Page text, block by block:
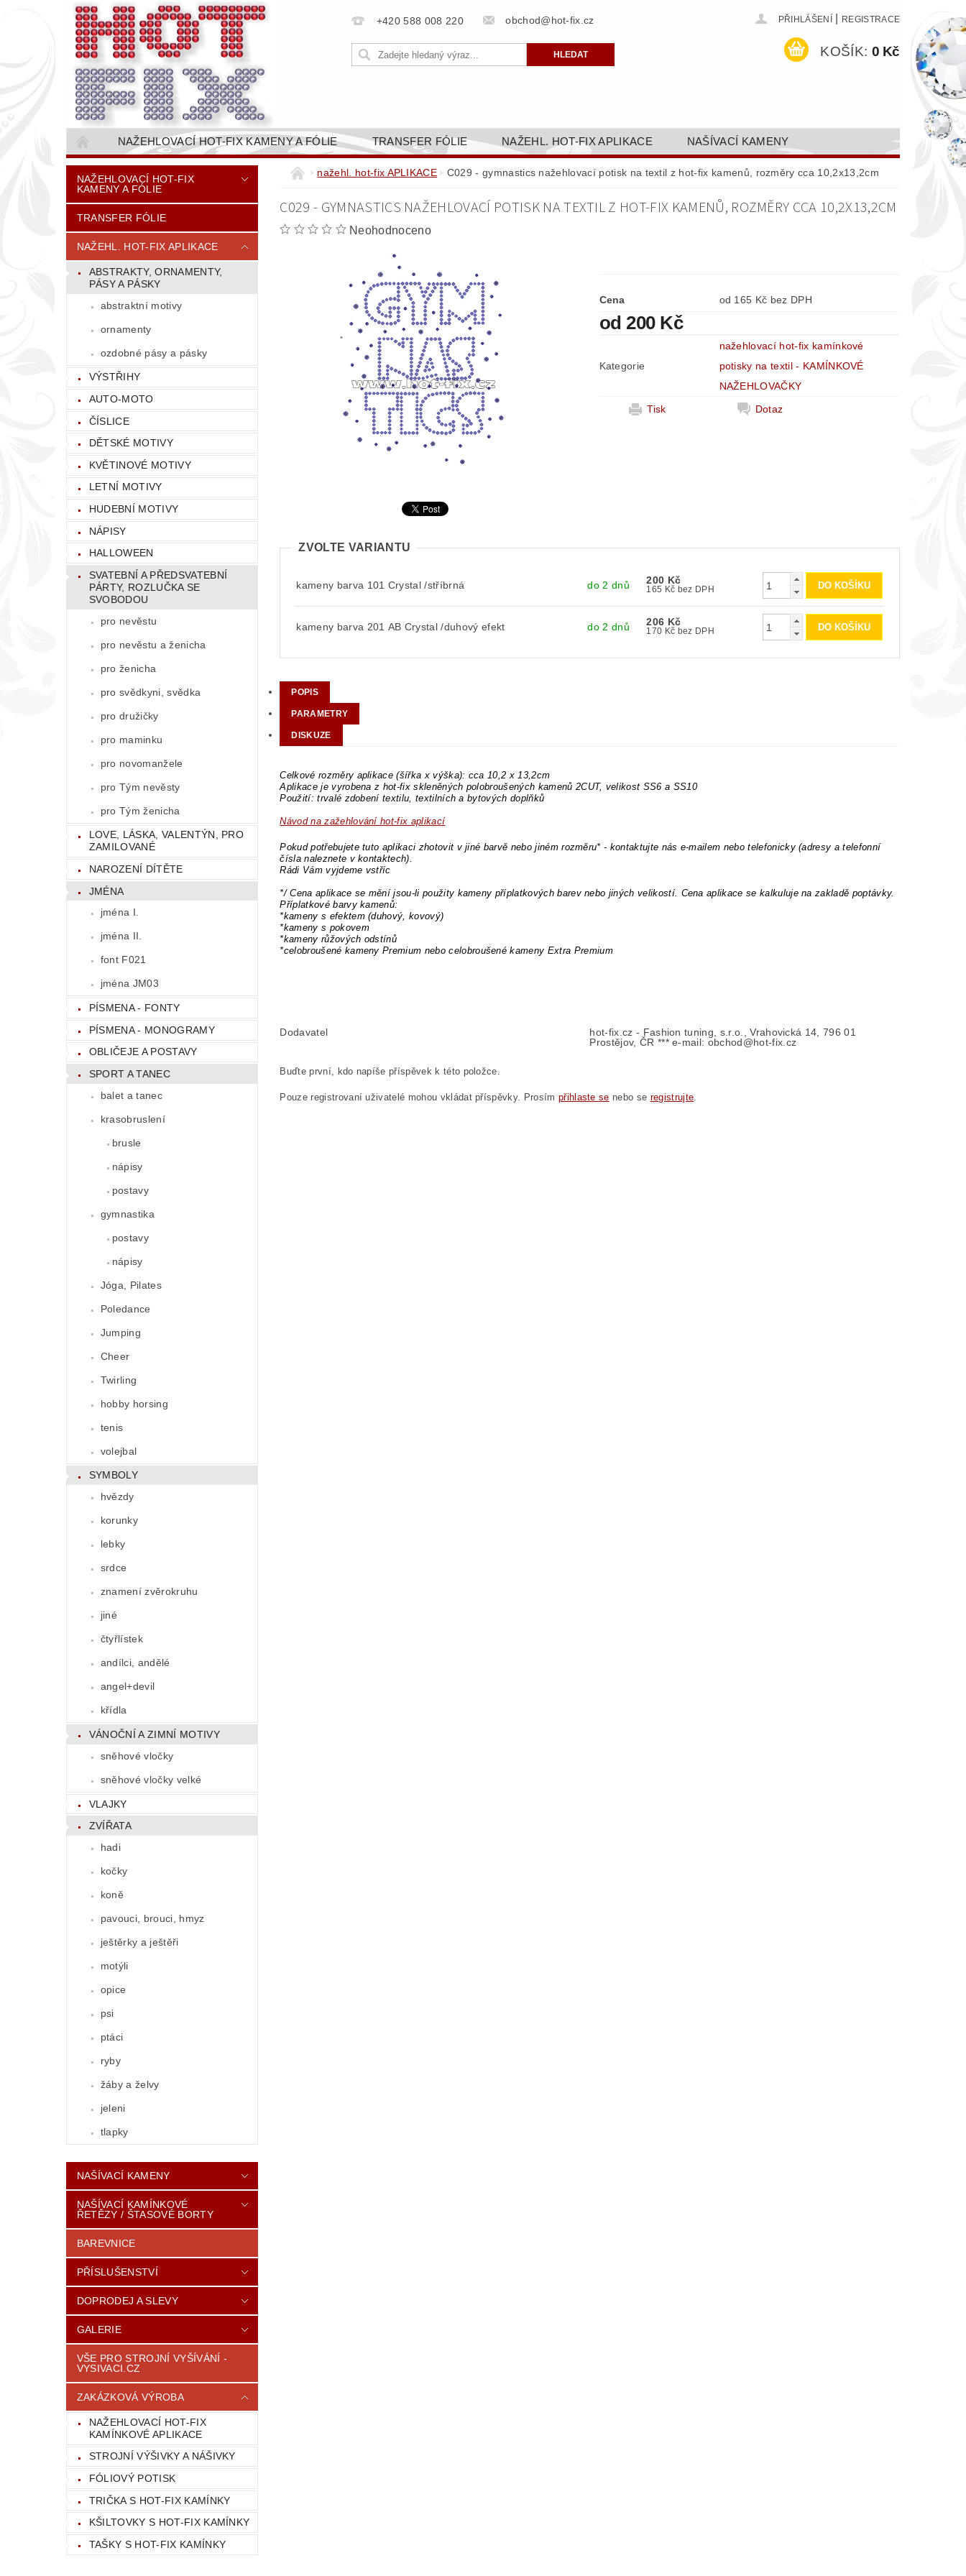
+420 588 008 220 obchod@hot-fix.cz PŘIHLÁŠENÍ REGISTRACE
KOŠÍK: 0 Kč
NAŽEHLOVACÍ HOT-FIX KAMENY A FÓLIE TRANSFER FÓLIE NAŽEHL. HOT-FIX APLIKACE NAŠÍVACÍ KAMENY
NAŠÍVACÍ KAMÍNKOVÉ ŘETĚZY / ŠTASOVÉ BORTY BAREVNICE PŘÍSLUŠENSTVÍ DOPRODEJ A SLEVY GALERIE
VŠE PRO STROJNÍ VYŠÍVÁNÍ - VYSIVACI.CZ
BAREVNICE KAMENŮ
CENÍK DOPRAVY (NÁKLADŮ EXPEDICE) PLATNÝ OD 14. 1.2025
NAŽEHLOVACÍ HOT-FIX
KAMENY A FÓLIE
TRANSFER FÓLIE
NAŽEHL. HOT-FIX APLIKACE
ABSTRAKTY, ORNAMENTY,
PÁSY A PÁSKY
abstraktní motivy
ornamenty
ozdobné pásy a pásky
VÝSTŘIHY
AUTO-MOTO
ČÍSLICE
DĚTSKÉ MOTIVY
KVĚTINOVÉ MOTIVY
LETNÍ MOTIVY
HUDEBNÍ MOTIVY
NÁPISY
HALLOWEEN
SVATEBNÍ A PŘEDSVATEBNÍ
PÁRTY, ROZLUČKA SE
SVOBODOU
pro nevěstu
pro nevěstu a ženicha
pro ženicha
pro svědkyni, svědka
pro družičky
pro maminku
pro novomanžele
pro Tým nevěsty
pro Tým ženicha
LOVE, LÁSKA, VALENTÝN, PRO
ZAMILOVANÉ
NAROZENÍ DÍTĚTE
JMÉNA
jména I.
jména II.
font F021
jména JM03
PÍSMENA - FONTY
PÍSMENA - MONOGRAMY
OBLIČEJE A POSTAVY
SPORT A TANEC
balet a tanec
krasobruslení
brusle
nápisy
postavy
gymnastika
postavy
nápisy
Jóga, Pilates
Poledance
Jumping
Cheer
Twirling
hobby horsing
tenis
volejbal
SYMBOLY
hvězdy
korunky
lebky
srdce
znamení zvěrokruhu
jiné
čtyřlístek
andílci, andělé
angel+devil
křídla
VÁNOČNÍ A ZIMNÍ MOTIVY
sněhové vločky
sněhové vločky velké
VLAJKY
ZVÍŘATA
hadi
kočky
koně
pavouci, brouci, hmyz
ještěrky a ještěři
motýli
opice
psi
ptáci
ryby
žáby a želvy
jeleni
tlapky
NAŠÍVACÍ KAMENY
NAŠÍVACÍ KAMÍNKOVÉ
ŘETĚZY / ŠTASOVÉ BORTY
BAREVNICE
PŘÍSLUŠENSTVÍ
DOPRODEJ A SLEVY
GALERIE
VŠE PRO STROJNÍ VYŠÍVÁNÍ -
VYSIVACI.CZ
ZAKÁZKOVÁ VÝROBA
NAŽEHLOVACÍ HOT-FIX
KAMÍNKOVÉ APLIKACE
STROJNÍ VÝŠIVKY A NÁŠIVKY
FÓLIOVÝ POTISK
TRIČKA S HOT-FIX KAMÍNKY
KŠILTOVKY S HOT-FIX KAMÍNKY
TAŠKY S HOT-FIX KAMÍNKY
nažehl. hot-fix APLIKACE C029 - gymnastics nažehlovací potisk na textil z hot-fix kamenů, rozměry cca 10,2x13,2cm
C029 - GYMNASTICS NAŽEHLOVACÍ POTISK NA TEXTIL Z HOT-FIX KAMENŮ, ROZMĚRY CCA 10,2X13,2CM
Neohodnoceno
Cena od 165 Kč bez DPH
od 200 Kč
Kategorie
nažehlovací hot-fix kamínkové
potisky na textil - KAMÍNKOVÉ
NAŽEHLOVAČKY
Tisk
Dotaz
ZVOLTE VARIANTU
kameny barva 101 Crystal /stříbrná do 2 dnů 200 Kč
165 Kč bez DPH
kameny barva 201 AB Crystal /duhový efekt do 2 dnů 206 Kč
170 Kč bez DPH
POPIS
PARAMETRY
DISKUZE
Celkové rozměry aplikace (šířka x výška): cca 10,2 x 13,2cm
Aplikace je vyrobena z hot-fix skleněných polobroušených kamenů 2CUT, velikost SS6 a SS10
Použití: trvalé zdobení textilu, textilních a bytových doplňků
Návod na zažehlování hot-fix aplikací
Pokud potřebujete tuto aplikaci zhotovit v jiné barvě nebo jiném rozměru* - kontaktujte nás e-mailem nebo telefonicky (adresy a telefonní
čísla naleznete v kontaktech).
Rádi Vám vyjdeme vstříc
*/ Cena aplikace se mění jsou-li použity kameny příplatkových barev nebo jiných velikostí. Cena aplikace se kalkuluje na zakladě poptávky.
Příplatkové barvy kamenů:
*kameny s efektem (duhový, kovový)
*kameny s pokovem
*kameny růžových odstínů
*celobroušené kameny Premium nebo celobroušené kameny Extra Premium
Dodavatel
hot-fix.cz - Fashion tuning, s.r.o., Vrahovická 14, 796 01
Prostějov, ČR *** e-mail: obchod@hot-fix.cz
Buďte první, kdo napíše příspěvek k této položce.
Pouze registrovaní uživatelé mohou vkládat příspěvky. Prosím přihlaste se nebo se registrujte.